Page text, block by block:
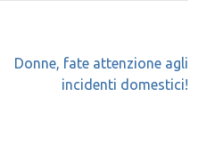
Donne, fate attenzione agli
incidenti domestici!